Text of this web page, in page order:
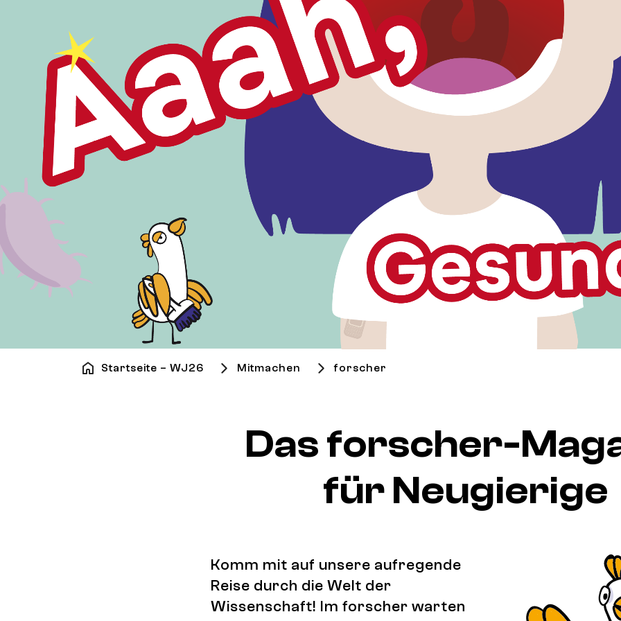
Startseite – WJ26 Mitmachen forscher
Das forscher-
für Neugierige
Komm mit auf unsere aufregende
Reise durch die Welt der
Wissenschaft! Im forscher warten